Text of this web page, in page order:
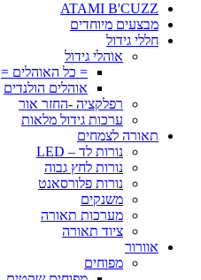
ATAMI B'CUZZ
מבצעים מיוחדים
חללי גידול
אוהלי גידול
= כל האוהלים =
אוהלים הולנדים
רפלקציה -החזר אור
ערכות גידול מלאות
תאורה לצמחים
נורות לד – LED
נורות לחץ גבוה
נורות פלורסאנט
משנקים
מערכות תאורה
ציוד תאורה
אוורור
מפוחים